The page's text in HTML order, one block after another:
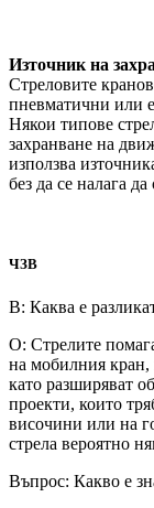
Източник на
Стреловите
пневматични или
Някои типове
захранване на
използва
без да се налага
ЧЗВ
В: Каква е
О: Стрелите
на мобилния кран,
като разширяват
проекти, които
височини или на
стрела вероятно
Въпрос: Какво е